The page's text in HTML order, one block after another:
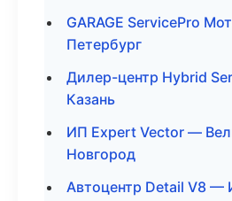
GARAGE ServicePro
Петербург
Дилер-центр Hybrid
Казань
ИП Expert Vector —
Новгород
Автоцентр Detail V8 —